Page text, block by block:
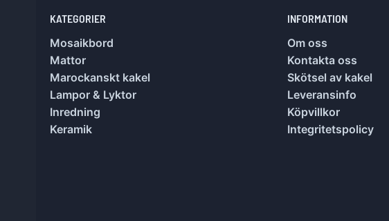
KATEGORIER
Mosaikbord
Mattor
Marockanskt kakel
Lampor & Lyktor
Inredning
Keramik
INFORMATION
Om oss
Kontakta oss
Skötsel av kakel
Leveransinfo
Köpvillkor
Integritetspolicy